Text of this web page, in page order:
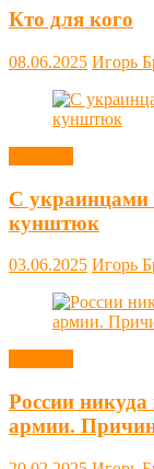
Кто для кого
08.06.2025 Игорь
С украинцами
кунштюк
03.06.2025 Игорь
России
армии.